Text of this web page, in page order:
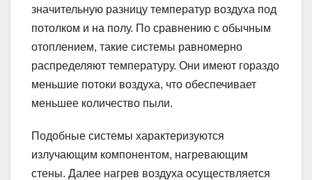
значительную разницу температур воздуха под
потолком и на полу. По сравнению с обычным
отоплением, такие системы равномерно
распределяют температуру. Они имеют гораздо
меньшие потоки воздуха, что обеспечивает
меньшее количество пыли.
Подобные системы характеризуются
излучающим компонентом, нагревающим
стены. Далее нагрев воздуха осуществляется